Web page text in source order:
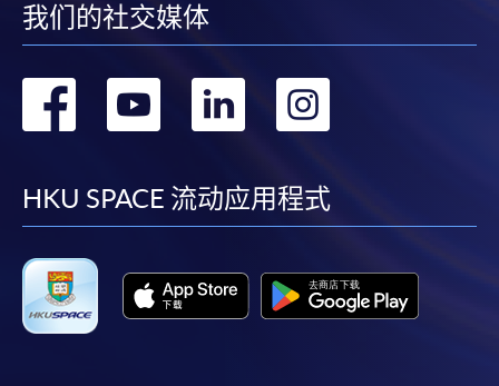
表可向報名中心或有關課程負責人索取。填妥申請
表格後，請連同報名費/學費以及所需證明文件親
往報名中心或以郵遞方式遞交。
課程負責人會為學員送上「註冊及學費通知」
(「通知」)，請填妥有關「通知」，並親往報名中
我们的社交媒体
转
facebook
转
youtube
转
linkedin
转
HKU SPACE 流动应用程式